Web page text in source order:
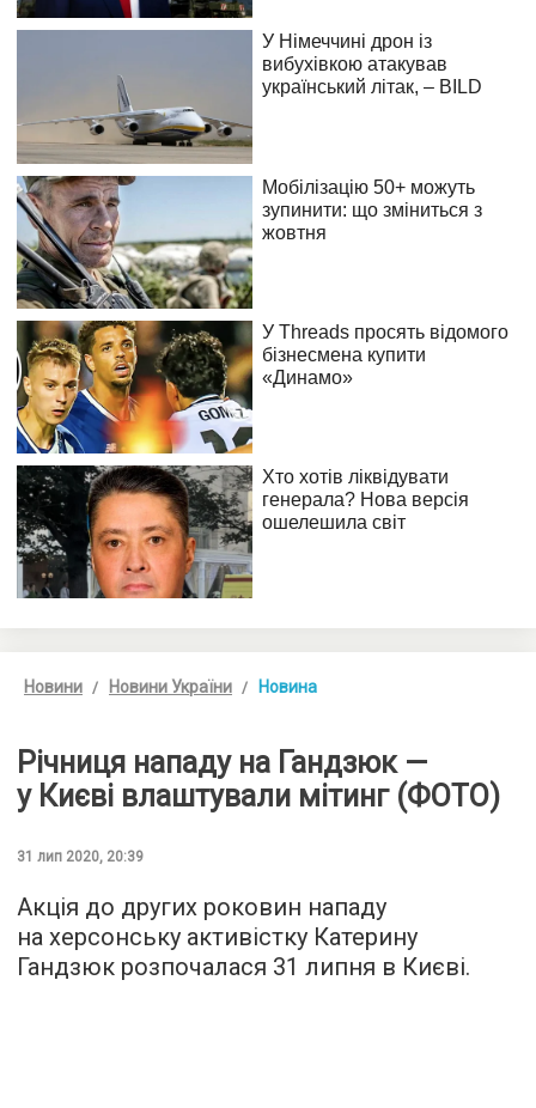
Новини Новини України Новина
Річниця нападу на Гандзюк —
у Києві влаштували мітинг (ФОТО)
31 лип 2020, 20:39
Акція до других роковин нападу
на херсонську активістку Катерину
Гандзюк розпочалася 31 липня в Києві.